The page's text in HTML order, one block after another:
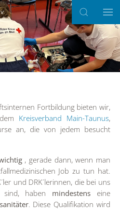
Fortbildung bieten wir,
Kreisverband Main-Taunus,
an, die von jedem besucht
, gerade dann, wenn man
Job zu tun hat.
und DRK´lerinnen, die bei uns
haben mindestens eine
. Diese Qualifikation wird